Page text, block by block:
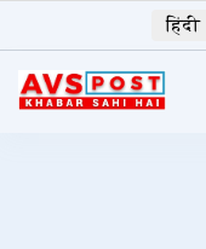
to
content
हिंदी